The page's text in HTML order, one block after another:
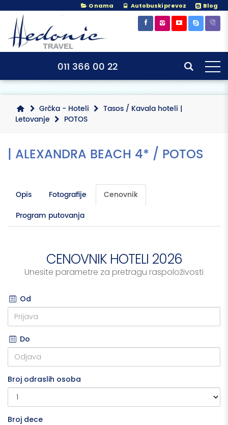
O nama Autobuski prevoz Blog
011 366 00 22
Grčka - Hoteli
Tasos / Kavala hoteli |
Letovanje
POTOS
| ALEXANDRA BEACH 4* / POTOS
Opis Fotografije
Cenovnik
Program putovanja
CENOVNIK HOTELI 2026
Unesite parametre za pretragu raspoloživosti
Od
Do
Broj odraslih osoba
Broj dece
×
×